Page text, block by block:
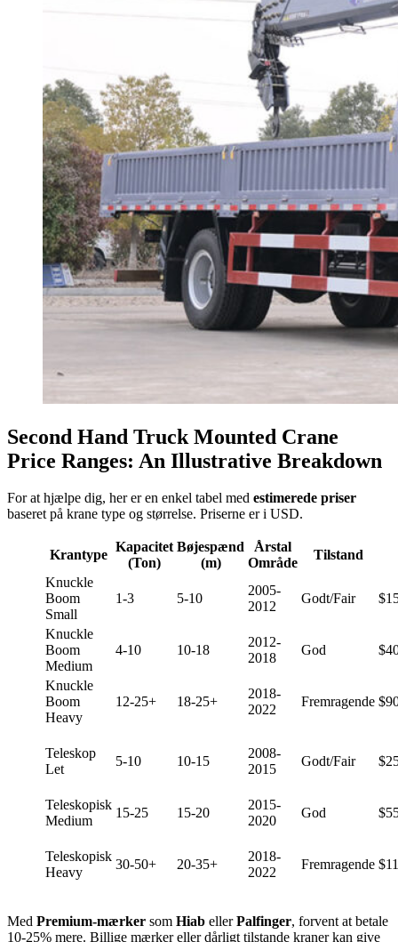
Second Hand Truck Mounted Crane
Price Ranges: An Illustrative Breakdown
For at hjælpe dig, her er en enkel tabel med estimerede priser
baseret på krane type og størrelse. Priserne er i USD.
Krantype
Kapacitet
(Ton)
Bøjespænd
(m)
Årstal
Område
Tilstand
Knuckle
Boom
Small
1-3 5-10
2005-
2012
Godt/Fair
Knuckle
Boom
Medium
4-10 10-18
2012-
2018
God
Knuckle
Boom
Heavy
12-25+ 18-25+
2018-
2022
Fremragende
Teleskop
Let
5-10 10-15
2008-
2015
Godt/Fair
Teleskopisk
Medium
15-25 15-20
2015-
2020
God
Teleskopisk
Heavy
30-50+ 20-35+
2018-
2022
Fremragende
Med Premium-mærker som Hiab ellerPalfinger, forvent at betale
10-25% mere. Billige mærker eller dårligt tilstande kraner kan give